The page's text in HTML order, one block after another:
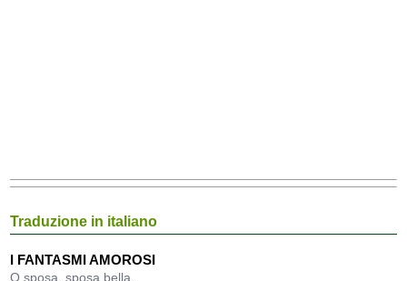
Traduzione in italiano
I FANTASMI AMOROSI
O sposa, sposa bella,